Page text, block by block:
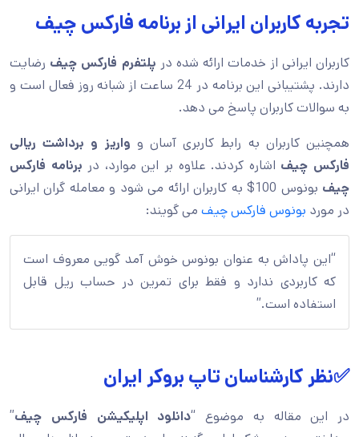
تجربه کاربران ایرانی از برنامه فارکس چیف
کاربران ایرانی از خدمات ارائه شده در پلتفرم فارکس چیف رضایت
دارند. پشتیبانی این برنامه در 24 ساعت از شبانه روز فعال است و
به سوالات کاربران پاسخ می دهد.
همچنین کاربران به رابط کاربری آسان و واریز و برداشت ریالی
فارکس چیف اشاره کردند. علاوه بر این موارد، در برنامه فارکس
چیف
بونوس 100$ به کاربران ارائه می شود و معامله گران ایرانی
در مورد بونوس فارکس چیف می گویند:
“این پاداش به عنوان بونوس خوش آمد گویی معروف است
که کاربردی ندارد و فقط برای تمرین در حساب ریل قابل
استفاده است.”
✅نظر کارشناسان تاپ بروکر ایران
در این مقاله به موضوع “دانلود اپلیکیشن فارکس چیف”